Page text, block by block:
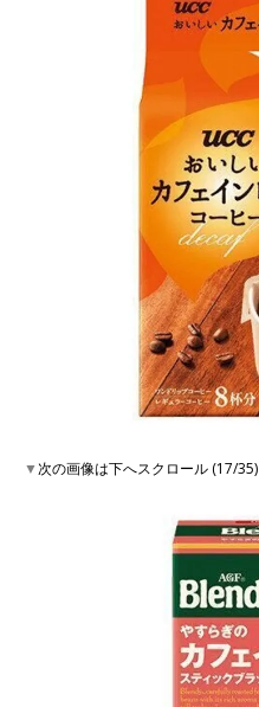
▼次の画像は下へスクロール (17/35)